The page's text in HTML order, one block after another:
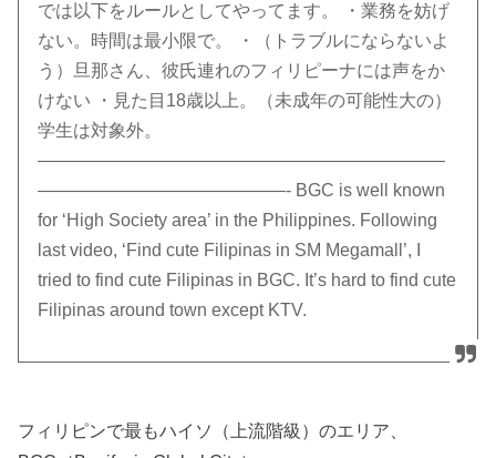
では以下をルールとしてやってます。 ・業務を妨げ
ない。時間は最小限で。 ・（トラブルにならないよ
う）旦那さん、彼氏連れのフィリピーナには声をか
けない ・見た目18歳以上。（未成年の可能性大の）
学生は対象外。
———————————————————————
——————————————- BGC is well known
for ‘High Society area’ in the Philippines. Following
last video, ‘Find cute Filipinas in SM Megamall’, I
tried to find cute Filipinas in BGC. It’s hard to find cute
Filipinas around town except KTV.
フィリピンで最もハイソ（上流階級）のエリア、